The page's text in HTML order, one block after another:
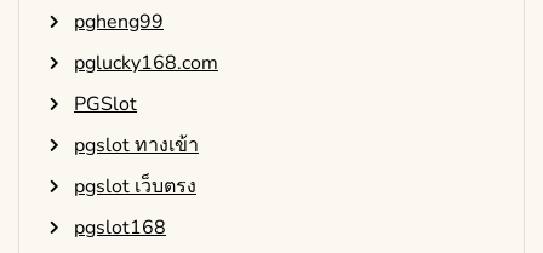
pgheng99
pglucky168.com
PGSlot
pgslot ทางเข้า
pgslot เว็บตรง
pgslot168